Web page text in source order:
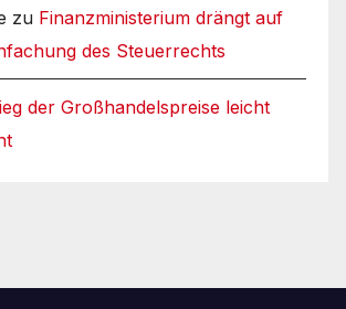
zu Finanzministerium drängt auf
des Steuerrechts
der Großhandelspreise leicht